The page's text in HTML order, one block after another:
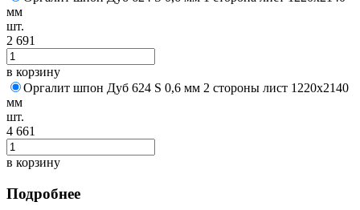
мм
шт.
2 691
в корзину
Оргалит шпон Дуб 624 S 0,6 мм 2 стороны лист 1220х2140
мм
шт.
4 661
в корзину
Подробнее